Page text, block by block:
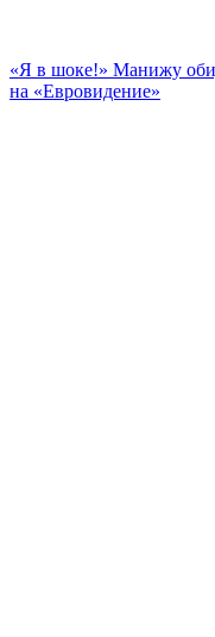
Навигация
по
«Я в шоке!» Манижу
на «Евровидение»